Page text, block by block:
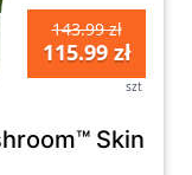
143.99 zł
115.99 zł
szt
Skin